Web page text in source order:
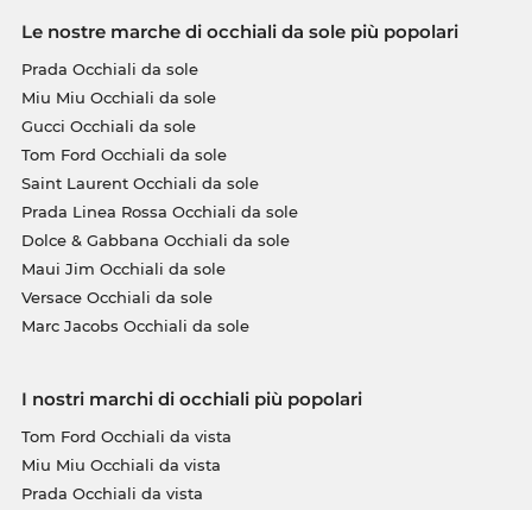
Le nostre marche di occhiali da sole più popolari
Prada Occhiali da sole
Miu Miu Occhiali da sole
Gucci Occhiali da sole
Tom Ford Occhiali da sole
Saint Laurent Occhiali da sole
Prada Linea Rossa Occhiali da sole
Dolce & Gabbana Occhiali da sole
Maui Jim Occhiali da sole
Versace Occhiali da sole
Marc Jacobs Occhiali da sole
I nostri marchi di occhiali più popolari
Tom Ford Occhiali da vista
Miu Miu Occhiali da vista
Prada Occhiali da vista